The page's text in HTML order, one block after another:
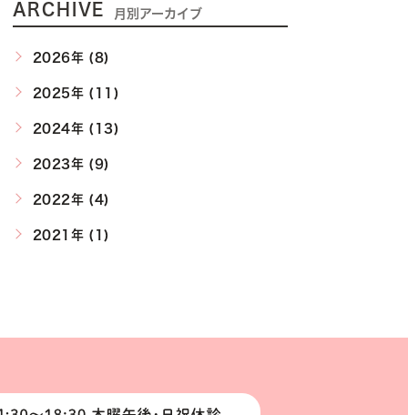
ARCHIVE 月別アーカイブ
2026年 (8)
2025年 (11)
2024年 (13)
2023年 (9)
2022年 (4)
2021年 (1)